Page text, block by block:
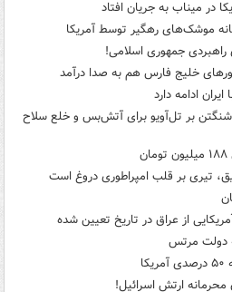
در میناب به جریان افتاد
موشک‌های رهگیر توسط آمریکا
جمهوری اسلامی!
خلیج فارس هم به صدا درآمد
ادامه دارد
بر تل‌آویو برای آتش‌بس و خلع سلاح
تیری بر قلب امپراطوری دروغ است
از عراق در تاریخ تعیین شده
دولت مرتس
محرمانه ارتش اسرائیل!